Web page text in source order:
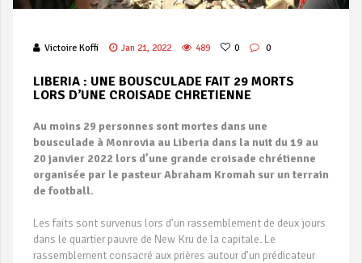
Victoire Koffi Jan 21, 2022 489 0 0
LIBERIA : UNE BOUSCULADE FAIT 29 MORTS
LORS D’UNE CROISADE CHRETIENNE
Au moins 29 personnes sont mortes dans une
bousculade à Monrovia au Liberia dans la nuit du 19 au
20 janvier 2022 lors d’une grande croisade chrétienne
organisée par le pasteur Abraham Kromah sur un terrain
de football.
Les faits sont survenus lors d’un rassemblement de deux jours
dans le quartier pauvre de New Kru de la capitale. Le
rassemblement consacré aux prières autour d’un prédicateur